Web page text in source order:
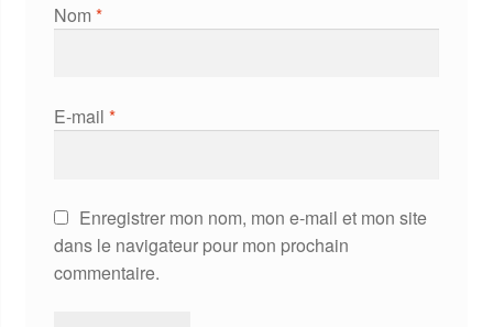
Nom *
E-mail *
Enregistrer mon nom, mon e-mail et mon site
dans le navigateur pour mon prochain
commentaire.